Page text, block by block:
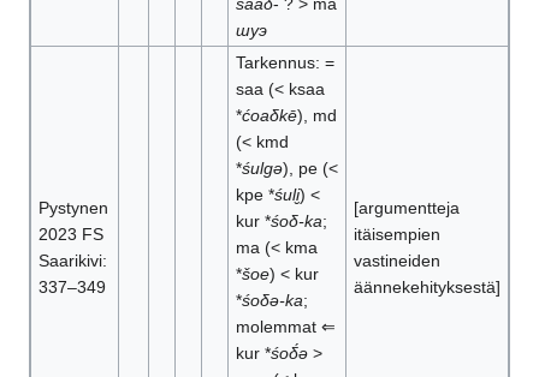
шуэ
Pystynen
2023 FS
Saarikivi:
337–349
Tarkennus: =
saa (< ksaa
*ćoaδkē), md
(< kmd
*śulgə), pe (<
kpe *śuli̮) <
kur *śoδ-ka;
ma (< kma
*šoe) < kur
*śoδə-ka;
molemmat ⇐
kur *śoδ́ə>
[argumentteja
itäisempien
vastineiden
äännekehityksestä]